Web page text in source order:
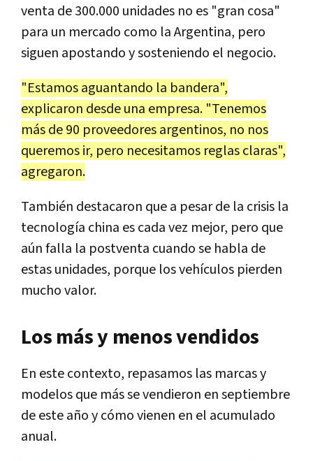
venta de 300.000 unidades no es "gran cosa"
para un mercado como la Argentina, pero
siguen apostando y sosteniendo el negocio.
"Estamos aguantando la bandera",
explicaron desde una empresa. "Tenemos
más de 90 proveedores argentinos, no nos
queremos ir, pero necesitamos reglas claras",
agregaron.
También destacaron que a pesar de la crisis la
tecnología china es cada vez mejor, pero que
aún falla la postventa cuando se habla de
estas unidades, porque los vehículos pierden
mucho valor.
Los más y menos vendidos
En este contexto, repasamos las marcas y
modelos que más se vendieron en septiembre
de este año y cómo vienen en el acumulado
anual.